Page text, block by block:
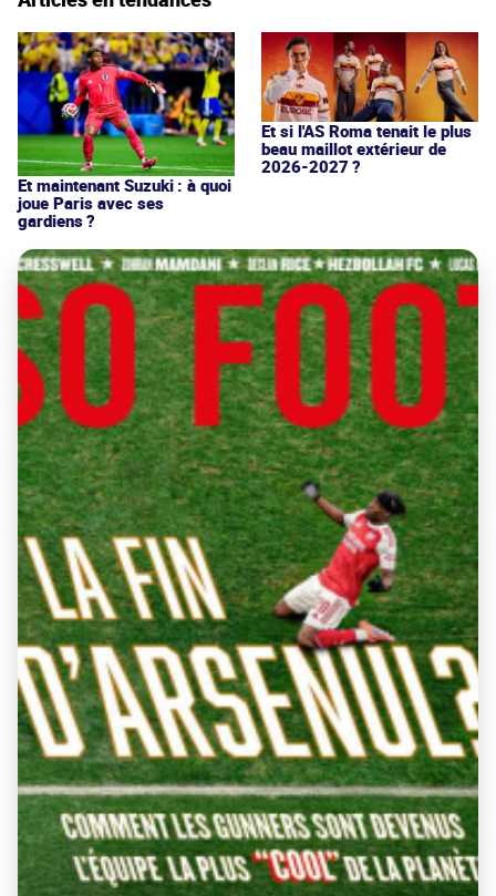
Et maintenant Suzuki : à quoi
joue Paris avec ses
gardiens ?
Et si l'AS Roma tenait le plus
beau maillot extérieur de
2026-2027 ?